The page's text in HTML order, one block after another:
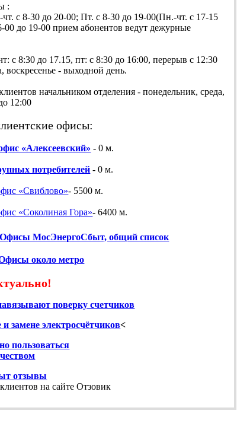
:
с 8-30 до 20-00; Пт. с 8-30 до 19-00(Пн.-чт. с 17-15
00 до 19-00 прием абонентов ведут дежурные
8:30 до 17.15, пт: с 8:30 до 16:00, перерыв с 12:30
воскресенье - выходной день.
начальником отделения - понедельник, среда,
12:00
офисы:
«Алексеевский» - 0 м.
потребителей - 0 м.
«Свиблово»- 5500 м.
«Соколиная Гора»- 6400 м.
МосЭнергоСбыт, общий список
около метро
поверку счетчиков
замене электросчётчиков<
пользоваться
отзывы
на сайте Отзовик